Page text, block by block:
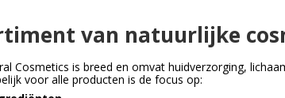
van natuurlijke
Cosmetics is breed en omvat huidverzorging,
voor alle producten is de focus op: